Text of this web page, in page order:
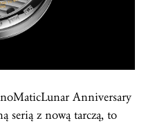
Anniversary
serią z nową tarczą, to